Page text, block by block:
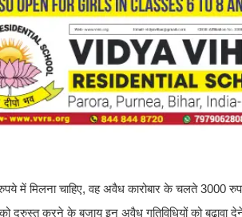
में मिलना चाहिए, वह अवैध कारोबार के चलते 3000
दुरुस्त करने के बजाय इन अवैध गतिविधियों को बढ़ावा